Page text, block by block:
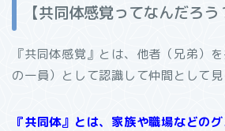
【共同体感覚ってなんだろう
『共同体感覚』とは、他者（兄弟）
の一員）として認識して仲間として見
『共同体』とは、家族や職場などの